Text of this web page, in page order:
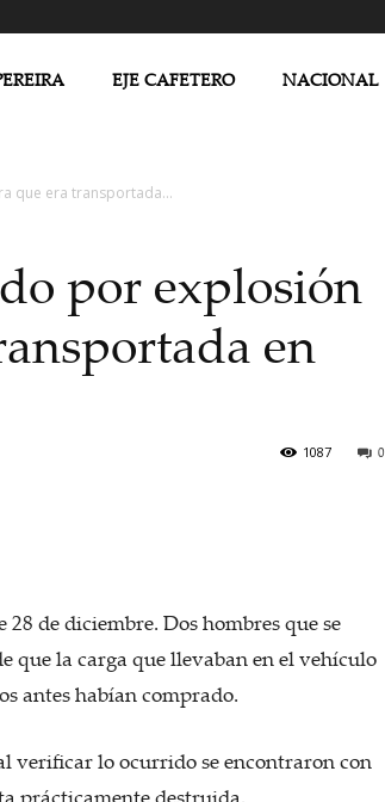
EJE CAFETERO NACIONAL
que era transportada...
por explosión
en
0
1087
de diciembre. Dos hombres que se
que la carga que llevaban en el vehículo
antes habían comprado.
verificar lo ocurrido se encontraron con
prácticamente destruida.